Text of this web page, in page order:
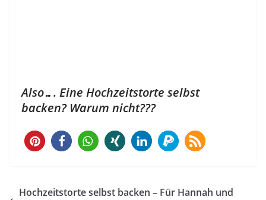
Also…. Eine Hochzeitstorte selbst
backen? Warum nicht???
4
Hochzeitstorte selbst backen – Für Hannah und